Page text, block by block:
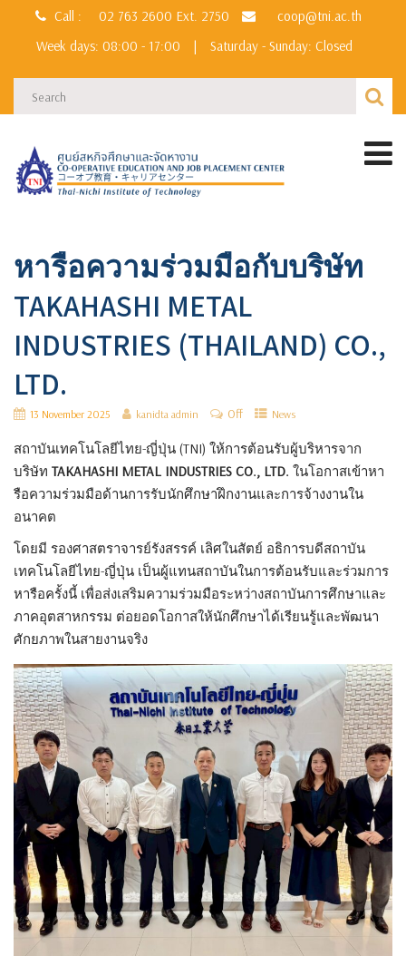
Call : 02 763 2600 Ext. 2750
coop@tni.ac.th
Week days: 08:00 - 17:00
| Saturday - Sunday: Closed
หารือความร่วมมือกับบริษัท
TAKAHASHI METAL
INDUSTRIES (THAILAND) CO.,
LTD.
13 November 2025 kanidta admin Off News
สถาบันเทคโนโลยีไทย-ญี่ปุ่น (TNI) ให้การต้อนรับผู้บริหารจาก
บริษัท TAKAHASHI METAL INDUSTRIES CO., LTD. ในโอกาสเข้าหา
รือความร่วมมือด้านการรับนักศึกษาฝึกงานและการจ้างงานใน
อนาคต
โดยมี รองศาสตราจารย์รังสรรค์ เลิศในสัตย์ อธิการบดีสถาบัน
เทคโนโลยีไทย-ญี่ปุ่น เป็นผู้แทนสถาบันในการต้อนรับและร่วมการ
หารือครั้งนี้ เพื่อส่งเสริมความร่วมมือระหว่างสถาบันการศึกษาและ
ภาคอุตสาหกรรม ต่อยอดโอกาสให้นักศึกษาได้เรียนรู้และพัฒนา
ศักยภาพในสายงานจริง